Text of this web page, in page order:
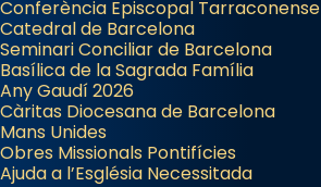
Conferència Episcopal Tarraconense
Catedral de Barcelona
Seminari Conciliar de Barcelona
Basílica de la Sagrada Família
Any Gaudí 2026
Càritas Diocesana de Barcelona
Mans Unides
Obres Missionals Pontifícies
Ajuda a l’Església Necessitada